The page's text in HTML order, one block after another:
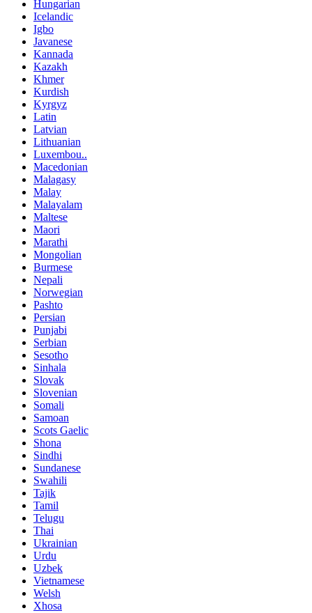
Hungarian
Icelandic
Igbo
Javanese
Kannada
Kazakh
Khmer
Kurdish
Kyrgyz
Latin
Latvian
Lithuanian
Luxembou..
Macedonian
Malagasy
Malay
Malayalam
Maltese
Maori
Marathi
Mongolian
Burmese
Nepali
Norwegian
Pashto
Persian
Punjabi
Serbian
Sesotho
Sinhala
Slovak
Slovenian
Somali
Samoan
Scots Gaelic
Shona
Sindhi
Sundanese
Swahili
Tajik
Tamil
Telugu
Thai
Ukrainian
Urdu
Uzbek
Vietnamese
Welsh
Xhosa